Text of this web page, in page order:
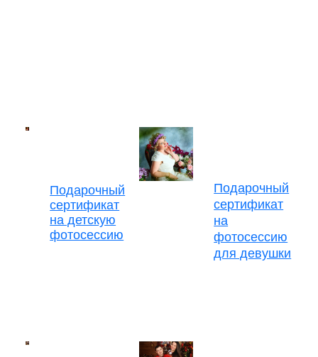
Подарочный
сертификат
на детскую
фотосессию
Подарочный
сертификат
на
фотосессию
для девушки